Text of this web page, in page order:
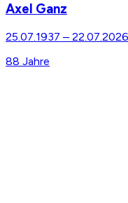
Axel Ganz
25.07.1937 – 22.07.2026
88 Jahre